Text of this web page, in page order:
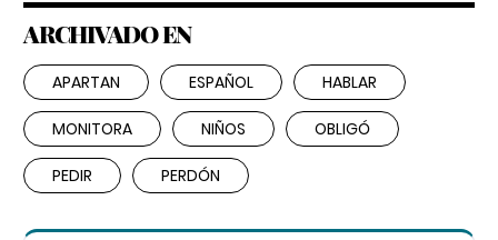
ARCHIVADO EN
APARTAN ESPAÑOL HABLAR
MONITORA NIÑOS OBLIGÓ
PEDIR PERDÓN